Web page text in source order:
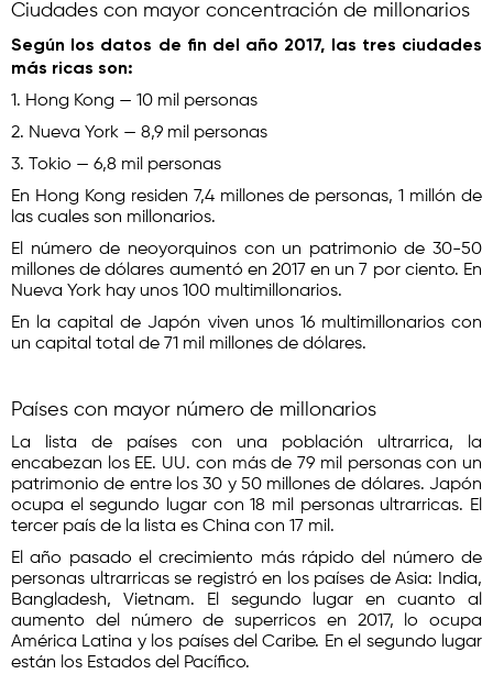
Ciudades con mayor concentración de millonarios
Según los datos de fin del año 2017, las tres ciudades
más ricas son:
1. Hong Kong — 10 mil personas
2. Nueva York — 8,9 mil personas
3. Tokio — 6,8 mil personas
En Hong Kong residen 7,4 millones de personas, 1 millón de
las cuales son millonarios.
El número de neoyorquinos con un patrimonio de 30-50
millones de dólares aumentó en 2017 en un 7 por ciento. En
Nueva York hay unos 100 multimillonarios.
En la capital de Japón viven unos 16 multimillonarios con
un capital total de 71 mil millones de dólares.
Países con mayor número de millonarios
La lista de países con una población ultrarrica, la
encabezan los EE. UU. con más de 79 mil personas con un
patrimonio de entre los 30 y 50 millones de dólares. Japón
ocupa el segundo lugar con 18 mil personas ultrarricas. El
tercer país de la lista es China con 17 mil.
El año pasado el crecimiento más rápido del número de
personas ultrarricas se registró en los países de Asia: India,
Bangladesh, Vietnam. El segundo lugar en cuanto al
aumento del número de superricos en 2017, lo ocupa
América Latina y los países del Caribe. En el segundo lugar
están los Estados del Pacífico.